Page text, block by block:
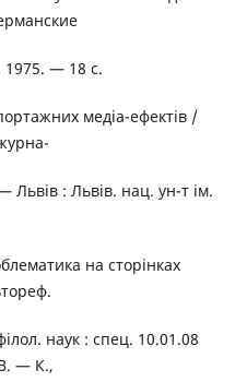
— 18 с.
медіа-ефектів /
Львів : Львів. нац. ун-т ім.
на сторінках
наук : спец. 10.01.08
— К.,